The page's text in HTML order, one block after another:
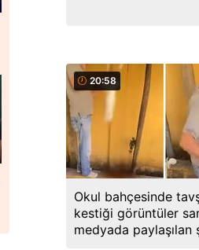
20:58
Okul bahçesinde
kestiği görüntüler
medyada paylaşılan